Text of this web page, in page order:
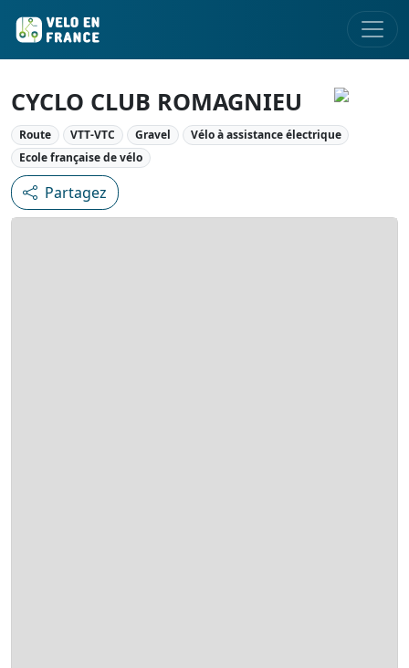
CYCLO CLUB ROMAGNIEU
Route VTT-VTC Gravel
Vélo à assistance électrique
Ecole française de vélo
Partagez